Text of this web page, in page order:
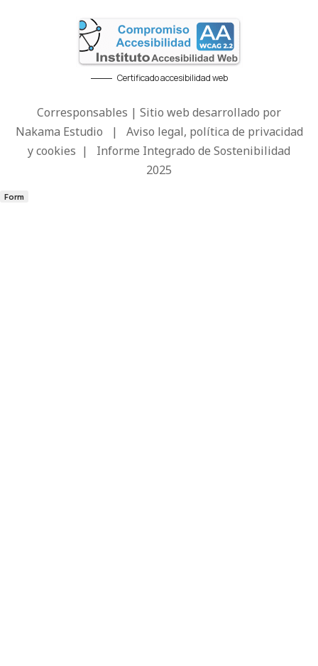
Certificado accesibilidad web
Corresponsables | Sitio web desarrollado por
Nakama Estudio | Aviso legal, política de privacidad
y cookies | Informe Integrado de Sostenibilidad
2025
Form